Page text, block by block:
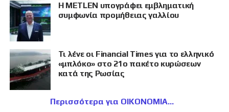
Η METLEN υπογράφει εμβληματική
συμφωνία προμήθειας γαλλίου
Τι λένε οι Financial Times για το ελληνικό
«μπλόκο» στο 21ο πακέτο κυρώσεων
κατά της Ρωσίας
Περισσότερα για ΟΙΚΟΝΟΜΙΑ